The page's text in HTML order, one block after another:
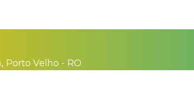
Porto Velho - RO